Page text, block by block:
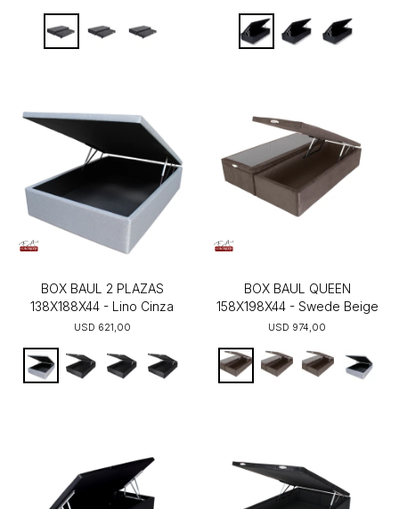
BOX BAUL 2 PLAZAS
138X188X44 - Lino Cinza
USD 621,00
BOX BAUL QUEEN
158X198X44 - Swede Beige
USD 974,00